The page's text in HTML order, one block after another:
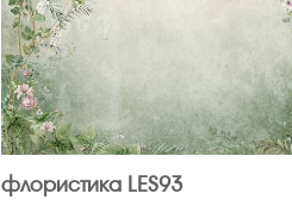
флористика LES93